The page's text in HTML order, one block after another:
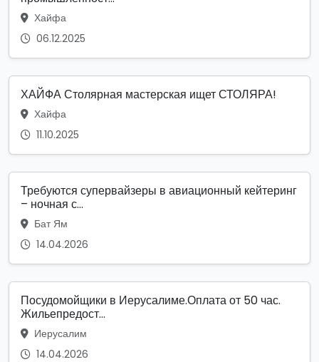
Хайфа
06.12.2025
ХАЙФА Столярная мастерская ищет СТОЛЯРА!
Хайфа
11.10.2025
Требуются супервайзеры в авиационный кейтеринг
– ночная с...
Бат Ям
14.04.2026
Посудомойщики в Иерусалиме.Оплата от 50 час.
Жильепредост...
Иерусалим
14.04.2026